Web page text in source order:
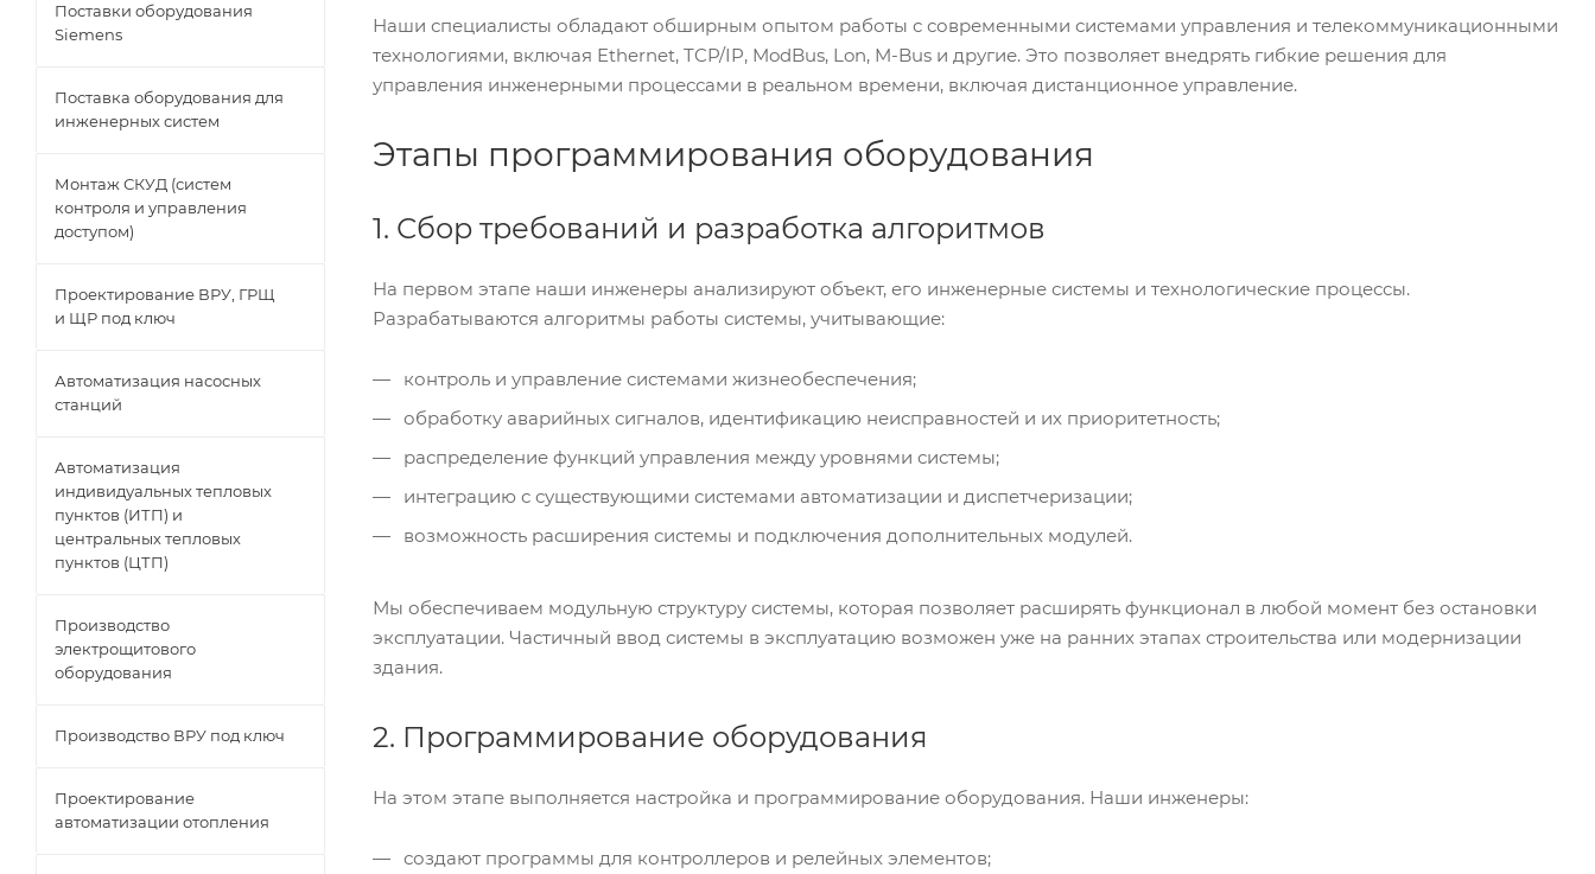
Наши специалисты обладают обширным опытом работы с современными системами управления и телекоммуникационными
технологиями, включая Ethernet, TCP/IP, ModBus, Lon, M-Bus и другие. Это позволяет внедрять гибкие решения для
управления инженерными процессами в реальном времени, включая дистанционное управление.
Этапы программирования оборудования
1. Сбор требований и разработка алгоритмов
На первом этапе наши инженеры анализируют объект, его инженерные системы и технологические процессы.
Разрабатываются алгоритмы работы системы, учитывающие:
контроль и управление системами жизнеобеспечения;
обработку аварийных сигналов, идентификацию неисправностей и их приоритетность;
распределение функций управления между уровнями системы;
интеграцию с существующими системами автоматизации и диспетчеризации;
возможность расширения системы и подключения дополнительных модулей.
Мы обеспечиваем модульную структуру системы, которая позволяет расширять функционал в любой момент без остановки
эксплуатации. Частичный ввод системы в эксплуатацию возможен уже на ранних этапах строительства или модернизации
здания.
2. Программирование оборудования
На этом этапе выполняется настройка и программирование оборудования. Наши инженеры:
создают программы для контроллеров и релейных элементов;
Поставки оборудования
Siemens
Поставка оборудования для
инженерных систем
Монтаж СКУД (систем
контроля и управления
доступом)
Проектирование ВРУ, ГРЩ
и ЩР под ключ
Автоматизация насосных
станций
Автоматизация
индивидуальных тепловых
пунктов (ИТП) и
центральных тепловых
пунктов (ЦТП)
Производство
электрощитового
оборудования
Производство ВРУ под ключ
Проектирование
автоматизации отопления